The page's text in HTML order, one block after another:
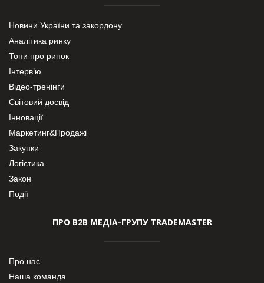
Новини України та закордону
Аналітика ринку
Топи про ринок
Інтерв’ю
Відео-тренінги
Світовий досвід
Інновації
Маркетинг&Продажі
Закупки
Логістика
Закон
Події
ПРО В2В МЕДІА-ГРУПУ TRADEMASTER
Про нас
Наша команда